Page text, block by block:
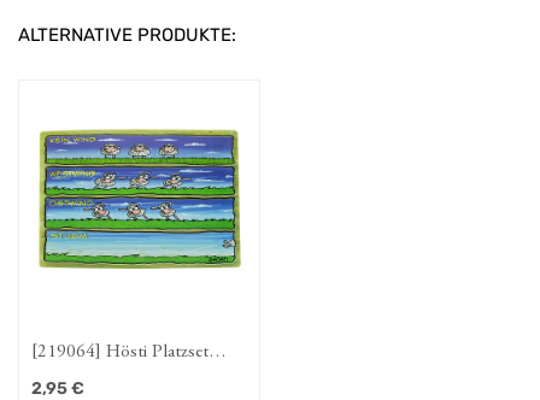
ALTERNATIVE PRODUKTE:
[219064] Hösti Platzset
Windschafe ca. 44x30cm
2,95€